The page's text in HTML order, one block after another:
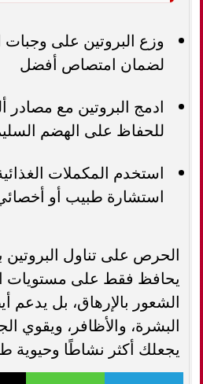
وزع البروتين على وجبات
لضمان امتصاص أفضل
ادمج البروتين مع
للحفاظ على الهضم
استخدم المكملات
استشارة طبيب أو
الحرص على تناول البروتين
يحافظ فقط على مستويات
الشعور بالإرهاق، بل يدعم
البشرة، والأظافر، ويقوي
يجعلك أكثر نشاطًا وحيوية